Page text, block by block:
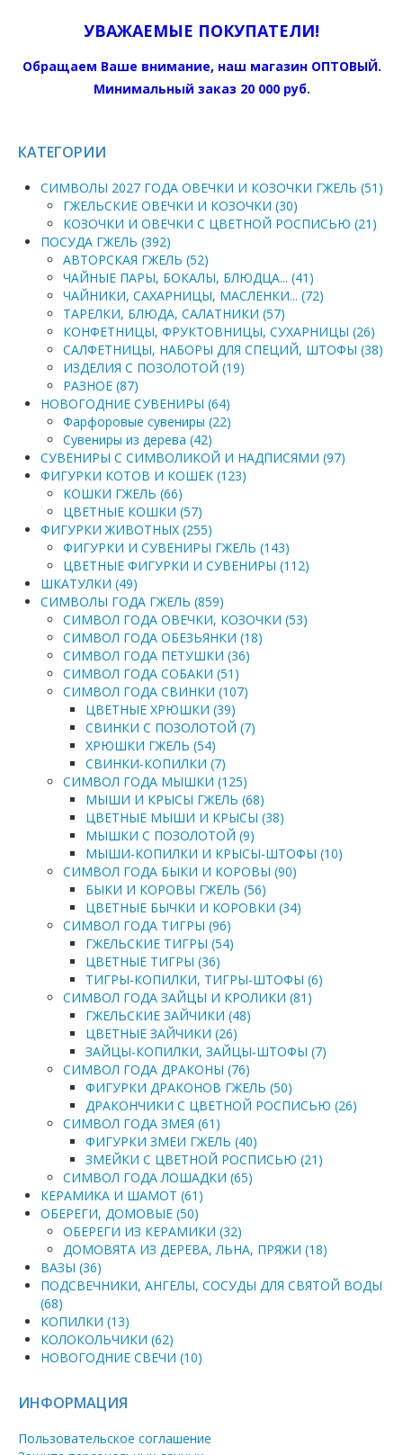
УВАЖАЕМЫЕ ПОКУПАТЕЛИ!
Обращаем Ваше внимание, наш магазин ОПТОВЫЙ.
Минимальный заказ 20 000 руб.
КАТЕГОРИИ
СИМВОЛЫ 2027 ГОДА ОВЕЧКИ И КОЗОЧКИ ГЖЕЛЬ (51)
ГЖЕЛЬСКИЕ ОВЕЧКИ И КОЗОЧКИ (30)
КОЗОЧКИ И ОВЕЧКИ С ЦВЕТНОЙ РОСПИСЬЮ (21)
ПОСУДА ГЖЕЛЬ (392)
АВТОРСКАЯ ГЖЕЛЬ (52)
ЧАЙНЫЕ ПАРЫ, БОКАЛЫ, БЛЮДЦА... (41)
ЧАЙНИКИ, САХАРНИЦЫ, МАСЛЕНКИ... (72)
ТАРЕЛКИ, БЛЮДА, САЛАТНИКИ (57)
КОНФЕТНИЦЫ, ФРУКТОВНИЦЫ, СУХАРНИЦЫ (26)
САЛФЕТНИЦЫ, НАБОРЫ ДЛЯ СПЕЦИЙ, ШТОФЫ (38)
ИЗДЕЛИЯ С ПОЗОЛОТОЙ (19)
РАЗНОЕ (87)
НОВОГОДНИЕ СУВЕНИРЫ (64)
Фарфоровые сувениры (22)
Сувениры из дерева (42)
СУВЕНИРЫ С СИМВОЛИКОЙ И НАДПИСЯМИ (97)
ФИГУРКИ КОТОВ И КОШЕК (123)
КОШКИ ГЖЕЛЬ (66)
ЦВЕТНЫЕ КОШКИ (57)
ФИГУРКИ ЖИВОТНЫХ (255)
ФИГУРКИ И СУВЕНИРЫ ГЖЕЛЬ (143)
ЦВЕТНЫЕ ФИГУРКИ И СУВЕНИРЫ (112)
ШКАТУЛКИ (49)
СИМВОЛЫ ГОДА ГЖЕЛЬ (859)
СИМВОЛ ГОДА ОВЕЧКИ, КОЗОЧКИ (53)
СИМВОЛ ГОДА ОБЕЗЬЯНКИ (18)
СИМВОЛ ГОДА ПЕТУШКИ (36)
СИМВОЛ ГОДА СОБАКИ (51)
СИМВОЛ ГОДА СВИНКИ (107)
ЦВЕТНЫЕ ХРЮШКИ (39)
СВИНКИ С ПОЗОЛОТОЙ (7)
ХРЮШКИ ГЖЕЛЬ (54)
СВИНКИ-КОПИЛКИ (7)
СИМВОЛ ГОДА МЫШКИ (125)
МЫШИ И КРЫСЫ ГЖЕЛЬ (68)
ЦВЕТНЫЕ МЫШИ И КРЫСЫ (38)
МЫШКИ С ПОЗОЛОТОЙ (9)
МЫШИ-КОПИЛКИ И КРЫСЫ-ШТОФЫ (10)
СИМВОЛ ГОДА БЫКИ И КОРОВЫ (90)
БЫКИ И КОРОВЫ ГЖЕЛЬ (56)
ЦВЕТНЫЕ БЫЧКИ И КОРОВКИ (34)
СИМВОЛ ГОДА ТИГРЫ (96)
ГЖЕЛЬСКИЕ ТИГРЫ (54)
ЦВЕТНЫЕ ТИГРЫ (36)
ТИГРЫ-КОПИЛКИ, ТИГРЫ-ШТОФЫ (6)
СИМВОЛ ГОДА ЗАЙЦЫ И КРОЛИКИ (81)
ГЖЕЛЬСКИЕ ЗАЙЧИКИ (48)
ЦВЕТНЫЕ ЗАЙЧИКИ (26)
ЗАЙЦЫ-КОПИЛКИ, ЗАЙЦЫ-ШТОФЫ (7)
СИМВОЛ ГОДА ДРАКОНЫ (76)
ФИГУРКИ ДРАКОНОВ ГЖЕЛЬ (50)
ДРАКОНЧИКИ С ЦВЕТНОЙ РОСПИСЬЮ (26)
СИМВОЛ ГОДА ЗМЕЯ (61)
ФИГУРКИ ЗМЕИ ГЖЕЛЬ (40)
ЗМЕЙКИ С ЦВЕТНОЙ РОСПИСЬЮ (21)
СИМВОЛ ГОДА ЛОШАДКИ (65)
КЕРАМИКА И ШАМОТ (61)
ОБЕРЕГИ, ДОМОВЫЕ (50)
ОБЕРЕГИ ИЗ КЕРАМИКИ (32)
ДОМОВЯТА ИЗ ДЕРЕВА, ЛЬНА, ПРЯЖИ (18)
ВАЗЫ (36)
ПОДСВЕЧНИКИ, АНГЕЛЫ, СОСУДЫ ДЛЯ СВЯТОЙ ВОДЫ
(68)
КОПИЛКИ (13)
КОЛОКОЛЬЧИКИ (62)
НОВОГОДНИЕ СВЕЧИ (10)
ИНФОРМАЦИЯ
Пользовательское соглашение